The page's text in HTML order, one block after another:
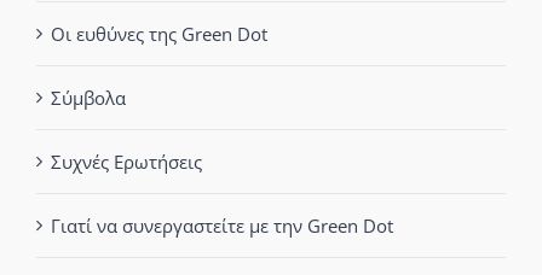
Οι ευθύνες της Green Dot
Σύμβολα
Συχνές Ερωτήσεις
Γιατί να συνεργαστείτε με την Green Dot